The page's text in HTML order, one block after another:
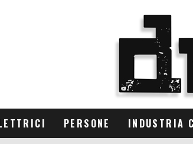
PERSONE INDUSTRIA